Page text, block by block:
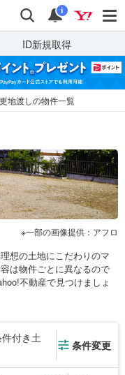
検索 通知
i
ID新規取得
更地渡しの物件一覧
一部の画像提供：アフロ
想の土地にこだわりのマ
は物件ごとに異なるので
不動産で見つけましょ
付き土
条件変更